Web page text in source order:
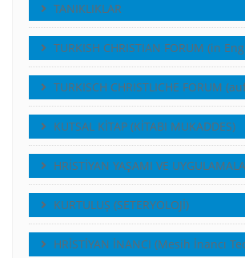
TANIKLIKLAR
TURKISH CHRISTIAN FORUM (in
TURKISCH CHRISTLICHE FORUM
KUTSAL KİTAP (KİTABI MUKADDES)
HRİSTİYAN YAŞAMI VE
KURTULUŞ (SETERYOLOJİ)
HRİSTİYAN İNANCI (Mesih İnancı